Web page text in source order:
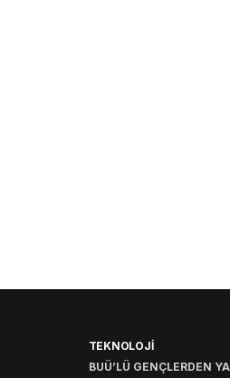
TEKNOLOJİ
BUÜ’LÜ GENÇLERDEN